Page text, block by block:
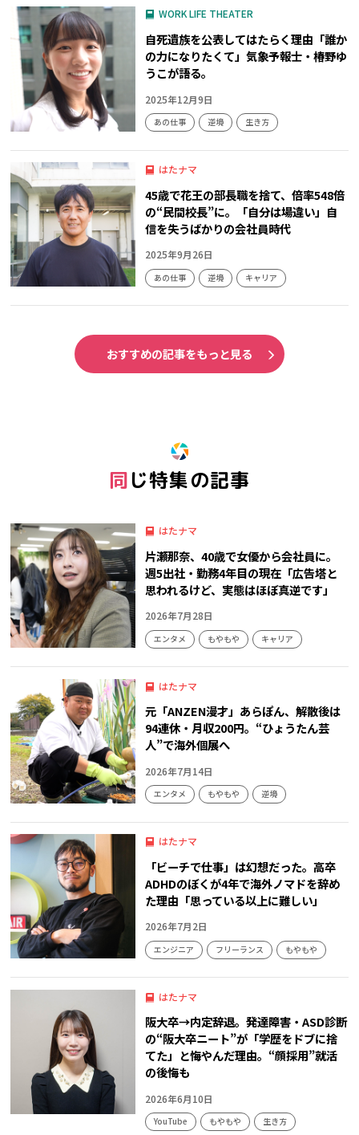
WORK LIFE THEATER
自死遺族を公表してはたらく理由「誰か
の力になりたくて」気象予報士・椿野ゆ
うこが語る。
2025年12月9日
あの仕事 逆境 生き方
はたナマ
45歳で花王の部長職を捨て、倍率548倍
の“民間校長”に。「自分は場違い」自
信を失うばかりの会社員時代
2025年9月26日
あの仕事 逆境 キャリア
おすすめの記事をもっと見る
同じ特集の記事
はたナマ
片瀬那奈、40歳で女優から会社員に。
週5出社・勤務4年目の現在「広告塔と
思われるけど、実態はほぼ真逆です」
2026年7月28日
エンタメ もやもや キャリア
はたナマ
元「ANZEN漫才」あらぽん、解散後は
94連休・月収200円。“ひょうたん芸
人”で海外個展へ
2026年7月14日
エンタメ もやもや 逆境
はたナマ
「ビーチで仕事」は幻想だった。高卒
ADHDのぼくが4年で海外ノマドを辞め
た理由「思っている以上に難しい」
2026年7月2日
エンジニア フリーランス もやもや
はたナマ
阪大卒→内定辞退。発達障害・ASD診断
の“阪大卒ニート”が「学歴をドブに捨
てた」と悔やんだ理由。“顔採用”就活
の後悔も
2026年6月10日
YouTube もやもや 生き方